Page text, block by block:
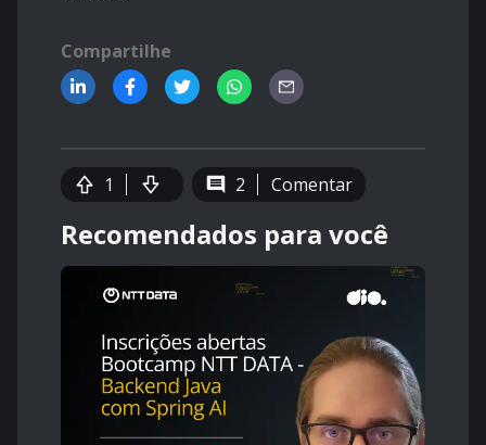
Compartilhe
1 2 Comentar
Recomendados para você